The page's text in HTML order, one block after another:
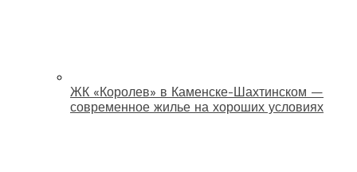
ЖК «Королев» в Каменске-Шахтинском —
современное жилье на хороших условиях